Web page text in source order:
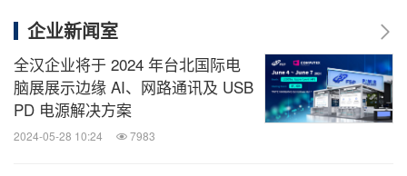
企业新闻室
全汉企业将于 2024 年台北国际电
脑展展示边缘 AI、网路通讯及 USB
PD 电源解决方案
2024-05-28 10:24 7983